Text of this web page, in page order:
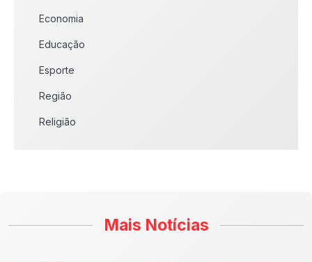
Economia
Educação
Esporte
Região
Religião
Mais Notícias